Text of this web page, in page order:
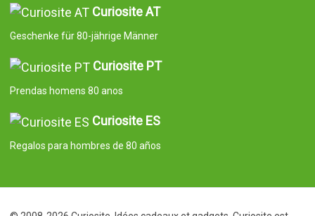
Curiosite AT
Geschenke für 80-jährige Männer
Curiosite PT
Prendas homens 80 anos
Curiosite ES
Regalos para hombres de 80 años